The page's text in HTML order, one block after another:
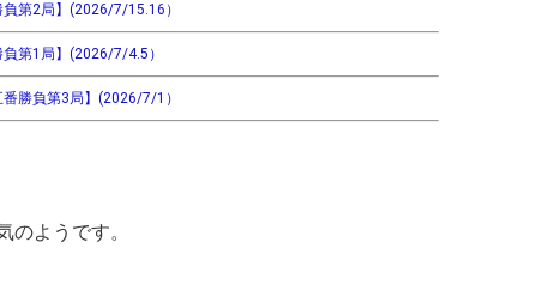
第2局】(2026/7/15.16）
第1局】(2026/7/4.5）
勝負第3局】(2026/7/1）
ようです。